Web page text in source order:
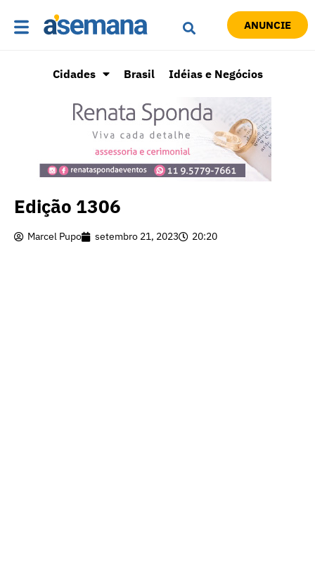
ANUNCIE
Cidades Brasil Idéias e Negócios
Edição 1306
Marcel Pupo setembro 21, 2023 20:20